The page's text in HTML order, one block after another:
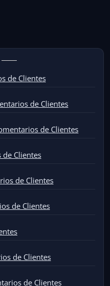
de Clientes
de Clientes
de Clientes
de Clientes
de Clientes
de Clientes
de Clientes
de Clientes